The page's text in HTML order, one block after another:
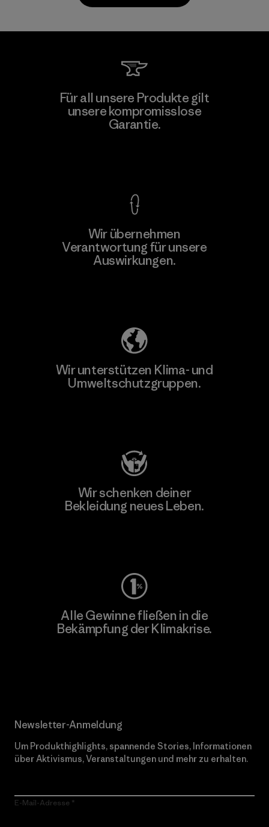
Kwang Viet Garment Co., Ltd
Für all unsere Produkte gilt
unsere kompromisslose
Garantie.
Wir übernehmen
Verantwortung für unsere
Auswirkungen.
Wir unterstützen Klima- und
Umweltschutzgruppen.
Wir schenken deiner
Bekleidung neues Leben.
Alle Gewinne fließen in die
Bekämpfung der Klimakrise.
Newsletter-Anmeldung
Um Produkthighlights, spannende Stories, Informationen
über Aktivismus, Veranstaltungen und mehr zu erhalten.
E-Mail-Adresse